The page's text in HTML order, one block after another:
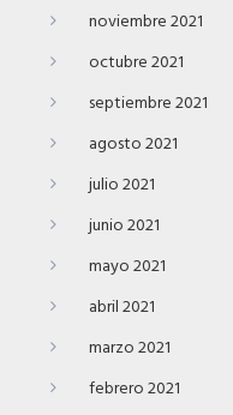
noviembre 2021
octubre 2021
septiembre 2021
agosto 2021
julio 2021
junio 2021
mayo 2021
abril 2021
marzo 2021
febrero 2021